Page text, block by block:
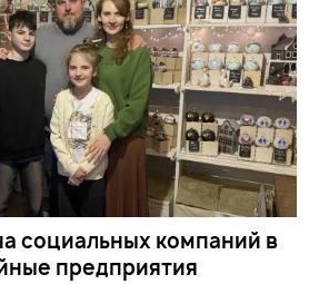
социальных компаний в
предприятия